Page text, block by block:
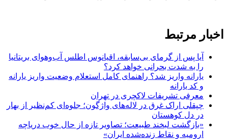
اخبار مرتبط
آیا پس از گرمای بی‌سابقه، اقیانوس اطلس آب‌وهوای بریتانیا
را به شدت بحرانی خواهد کرد؟
یارانه واریز شد؟ راهنمای کامل استعلام وضعیت واریز یارانه
و کد یارانه
معرفی تشریفات لاکچری در تهران
چپقلی اراک غرق در لاله‌های واژگون؛ جلوه‌ای کم‌نظیر از بهار
در دل کوهستان
«بازگشت لبخند طبیعت؛ تصاویر تازه از حال خوب دریاچه
ارومیه و نقاط زنده‌شده ایران»